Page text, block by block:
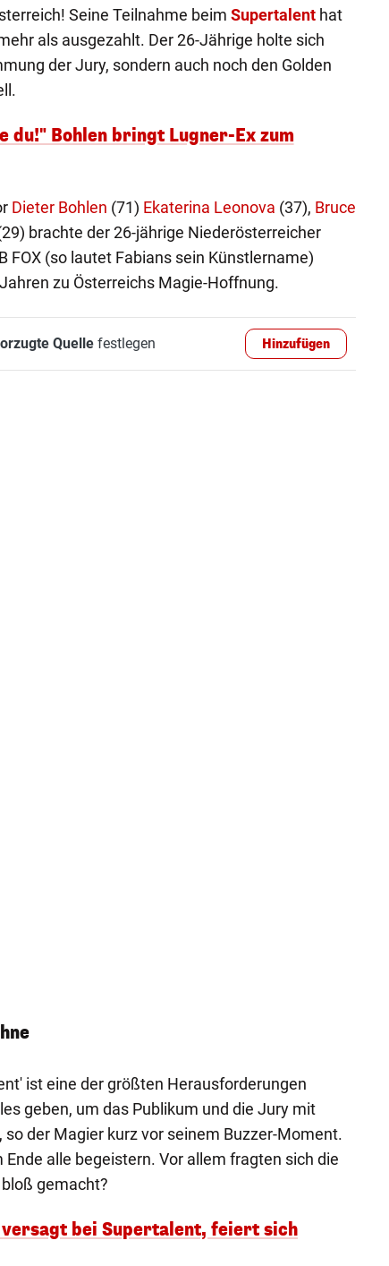
Seine Teilnahme beim Supertalenthat
als ausgezahlt. Der 26-Jährige holte sich
der Jury, sondern auch noch den Golden
du!" Bohlen bringt Lugner-Ex zum
Dieter Bohlen (71) Ekaterina Leonova (37), Bruce
brachte der 26-jährige Niederösterreicher
FOX (so lautet Fabians sein Künstlername)
zu Österreichs Magie-Hoffnung.
Quellefestlegen Hinzufügen
ist eine der größten Herausforderungen
geben, um das Publikum und die Jury mit
der Magier kurz vor seinem Buzzer-Moment.
alle begeistern. Vor allem fragten sich die
gemacht?
bei Supertalent, feiert sich